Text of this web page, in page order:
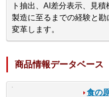
ト抽出、AI差分表示、見
製造に至るまでの経験と
変革します。
商品情報データベース
食の